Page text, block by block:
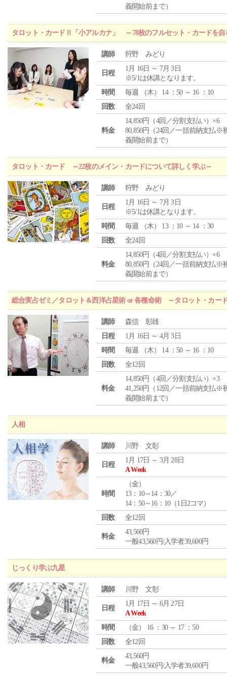
義開始前まで）
タロット・カードⅡ「小アルカナ」 ～78枚のフルセット・カードを自
講師 狩野 みどり
日程
1月 16日 ～ 7月 3日
※5/1は休講となります。
時間
毎週 （木） 14 ：50 ～ 16 ：10
回数
全24回
料金
14,850円（4回／分割支払い）×6
80,850円（24回／一括前納支払※
義開始前まで）
タロット・カード ～22枚のメイン・カードについて詳しく学ぶ～
講師 狩野 みどり
日程
1月 16日 ～ 7月 3日
※5/1は休講となります。
時間
毎週 （木） 13 ：10 ～ 14 ：30
回数
全24回
料金
14,850円（4回／分割支払い）×6
80,850円（24回／一括前納支払※
義開始前まで）
総合実占ゼミ／タロット＆西洋占星術 or 各種命術 ～タロット・カー
講師
森信 彰雄
日程
1月 16日 ～ 4月 3日
時間
毎週 （木） 14 ：50 ～ 16 ：10
回数
全12回
料金
14,850円（4回／分割支払い）×3
41,250円（12回／一括前納支払※
義開始前まで）
人相
講師 川野 文彰
日程
1月 17日 ～ 3月 28日
A Week
時間
（金）
13：10～14：30／
14：50～16：10（1日2コマ）
回数
全12回
料金
43,560円
一般43,560円/入学者39,600円
じっくり学ぶ九星
講師 川野 文彰
日程
1月 17日 ～ 6月 27日
A Week
時間
（金） 16 ：30 ～ 17 ：50
回数
全12回
料金
43,560円
一般43,560円/入学者39,600円